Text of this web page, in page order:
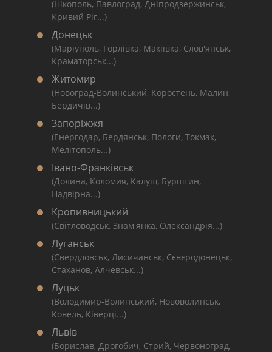
(Нікополь, Павлоград, Дніпродзержинськ,
Кривий Ріг...)
Донецьк
(Маріуполь, Горлівка, Макіївка, Слов'янськ,
Краматорськ...)
Житомир
(Новоград-Волинський, Коростень, Малин,
Бердичів...)
Запоріжжя
(Енергодар, Бердянськ, Пологи, Токмак,
Мелітополь...)
Івано-Франківськ
(Долина, Коломия, Калуш, Бурштин,
Надвірна...)
Кропивницький
(Світловодськ, Знам'янка, Олександрія...)
Луганськ
(Свердловськ, Лисичанськ, Сєвєродонецьк,
Стаханов, Алчевськ...)
Луцьк
(Володимир-Волинський, Нововолинськ,
Ковель, Ківерці...)
Львів
(Борислав, Дрогобич, Стрий, Червоноград,